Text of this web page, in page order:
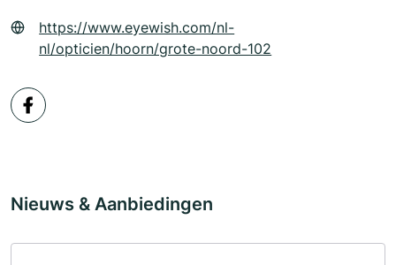
https://www.eyewish.com/nl-
nl/opticien/hoorn/grote-noord-102
Nieuws & Aanbiedingen